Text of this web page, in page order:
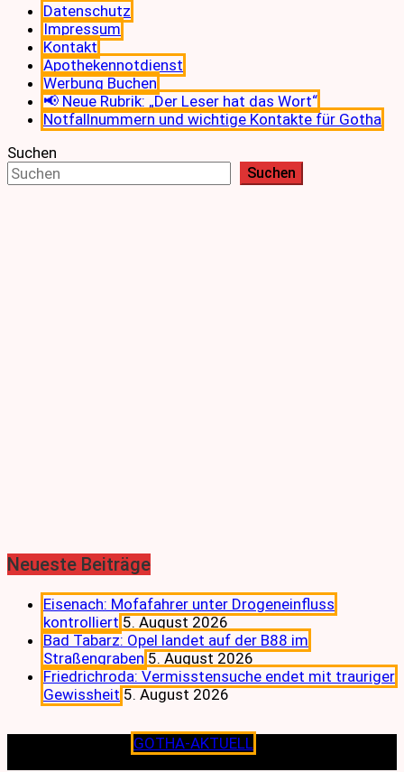
Datenschutz
Impressum
Kontakt
Apothekennotdienst
Werbung Buchen
📢 Neue Rubrik: „Der Leser hat das Wort“
Notfallnummern und wichtige Kontakte für Gotha
Suchen
Suchen
Neueste Beiträge
Eisenach: Mofafahrer unter Drogeneinfluss
kontrolliert 5. August 2026
Bad Tabarz: Opel landet auf der B88 im
Straßengraben 5. August 2026
Friedrichroda: Vermisstensuche endet mit trauriger
Gewissheit 5. August 2026
GOTHA-AKTUELL
Lokalen verpflichtet.